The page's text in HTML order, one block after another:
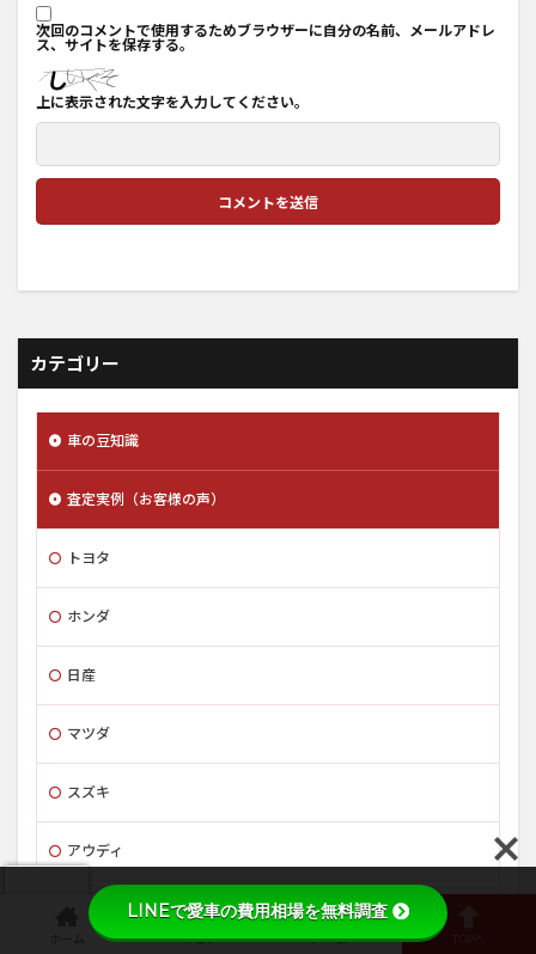
次回のコメントで使用するためブラウザーに自分の名前、メールアドレ
ス、サイトを保存する。
上に表示された文字を入力してください。
カテゴリー
車の豆知識
査定実例（お客様の声）
トヨタ
ホンダ
日産
マツダ
スズキ
アウディ
メルセデスベンツ
シェア メニュー
LINEで愛車の費用相場を無料調査